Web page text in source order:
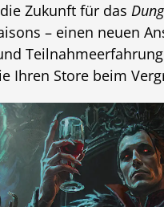
Zukunft für das
– einen neuen
Ihren Store beim